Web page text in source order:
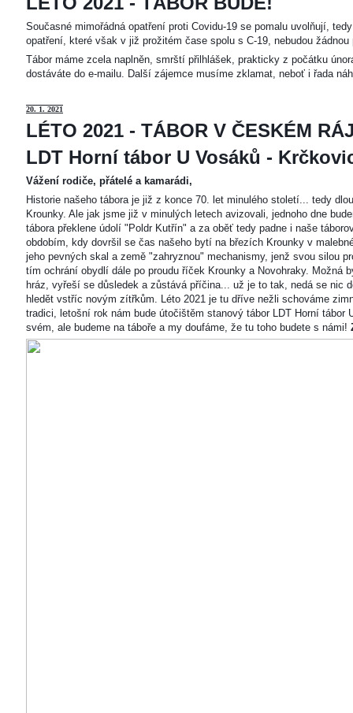
Současné mimořádná opatření proti Covidu-19 se pomalu uvolňují,
opatření, které však v již prožitém čase spolu s C-19, nebudou žádnou
Tábor máme zcela naplněn, smrští přilhlášek, prakticky z počátku
dostáváte do e-mailu. Další zájemce musíme zklamat, neboť i řada
20. 1. 2021
LÉTO 2021 - TÁBOR V ČESKÉM
LDT Horní tábor U Vosáků -
Vážení rodiče, přátelé a kamarádi,
Historie našeho tábora je již z konce 70. let minulého století... tedy
Krounky. Ale jak jsme již v minulých letech avizovali, jednoho dne
tábora překlene údolí "Poldr Kutřín" a za oběť tedy padne i naše
obdobím, kdy dovršil se čas našeho bytí na březích Krounky v
jeho pevných skal a země "zahryznou" mechanismy, jenž svou silou
tím ochrání obydlí dále po proudu říček Krounky a Novohraky. Možná
hráz, vyřeší se důsledek a zůstává příčina... už je to tak, nedá se nic
hledět vstříc novým zítřkům. Léto 2021 je tu dříve nežli schováme
tradici, letošní rok nám bude útočištěm stanový tábor LDT Horní tábor
svém, ale budeme na táboře a my doufáme, že tu toho budete s námi!